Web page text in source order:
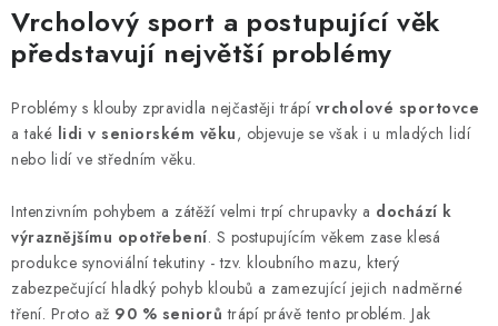
Vrcholový sport a postupující věk
představují největší problémy
Problémy s klouby zpravidla nejčastěji trápí vrcholové sportovce
a také lidi v seniorském věku, objevuje se však i u mladých lidí
nebo lidí ve středním věku.
Intenzivním pohybem a zátěží velmi trpí chrupavky a dochází k
výraznějšímu opotřebení. S postupujícím věkem zase klesá
produkce synoviální tekutiny - tzv. kloubního mazu, který
zabezpečující hladký pohyb kloubů a zamezující jejich nadměrné
tření. Proto až 90 % seniorů trápí právě tento problém. Jak